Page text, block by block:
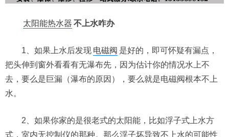
太阳能热水器 不上水咋办
1、如果上水后发现 电磁阀 是好的，即可怀疑有漏点，
把头伸到窗外看看有无瀑布先，因为估计你的情况水上不
去，要么是巨漏（瀑布的原因），要么就是电磁阀根本不上
水。
2、如果你家的是很老式的太阳能，比如浮子式上水方
式，室内无控制仪的那种。那么浮子坏导致不上水的可能性